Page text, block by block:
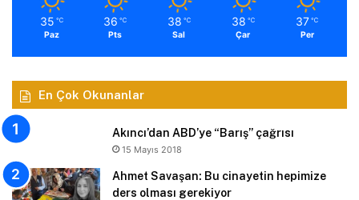
35 ℃
Paz
36 ℃
Pts
38 ℃
Sal
38 ℃
Çar
37 ℃
Per
En Çok Okunanlar
Akıncı’dan ABD’ye “Barış” çağrısı
15 Mayıs 2018
Ahmet Savaşan: Bu cinayetin hepimize
ders olması gerekiyor